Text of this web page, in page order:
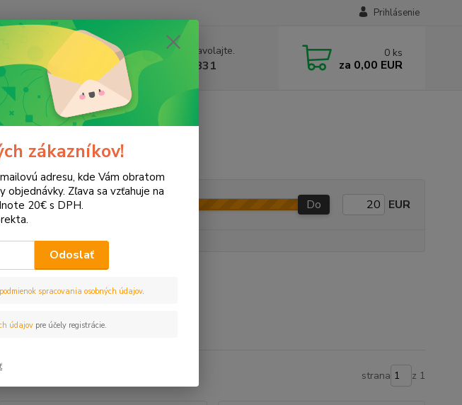
Prihlásenie
Neviete si rady? Zavolajte.
+421 905 615 831
0 ks
za 0,00 EUR
iP1600
Upresniť parametre
Do EUR
strana z 1
zákazníkov!
adresu, kde Vám obratom
Zľava sa vzťahuje na
20€ s DPH.
Odoslať
podmienok spracovania osobných údajov.
údajovpre účely registrácie.